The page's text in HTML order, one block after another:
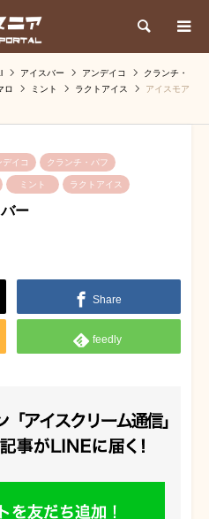
検索
アイスバー アンデイコ
クランチ・
ロ ミント ラクトアイス
アイスモア
デイコ クランチ・パフ
ミント ラクトアイス
ー
Share
feedly